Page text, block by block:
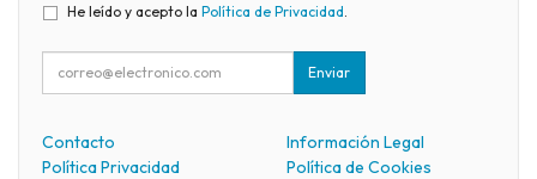
He leído y acepto la Política de Privacidad
Enviar
Contacto
Información Legal
Política Privacidad
Política de Cookies